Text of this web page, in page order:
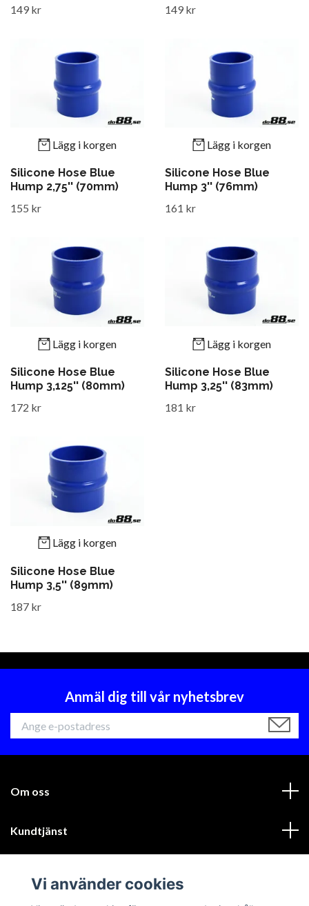
149 kr
149 kr
Lägg i korgen
Silicone Hose Blue
Hump 2,75'' (70mm)
155 kr
Lägg i korgen
Silicone Hose Blue
Hump 3'' (76mm)
161 kr
Lägg i korgen
Silicone Hose Blue
Hump 3,125'' (80mm)
172 kr
Lägg i korgen
Silicone Hose Blue
Hump 3,25'' (83mm)
181 kr
Lägg i korgen
Silicone Hose Blue
Hump 3,5'' (89mm)
187 kr
Anmäl dig till vår nyhetsbrev
Om oss
Kundtjänst
Vi använder cookies